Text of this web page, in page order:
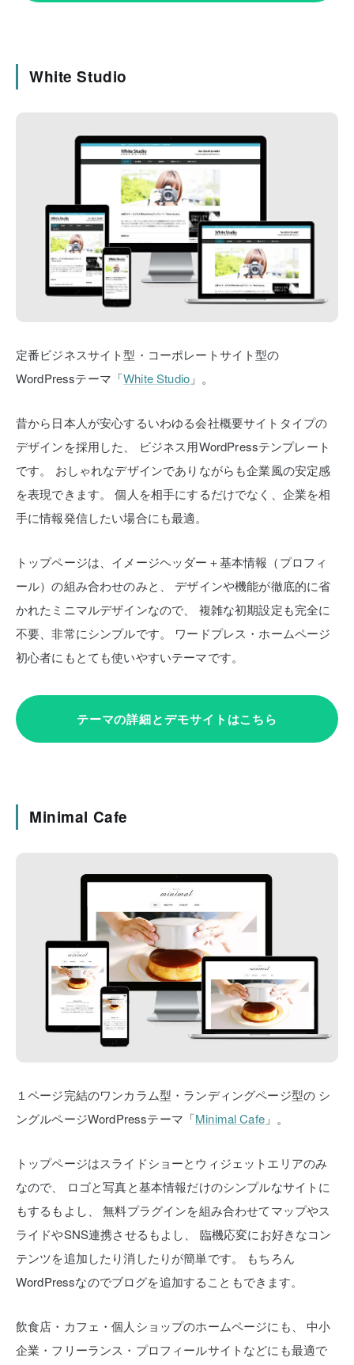
White Studio
定番ビジネスサイト型・コーポレートサイト型の
WordPressテーマ「White Studio 」。
昔から日本人が安心するいわゆる会社概要サイトタイプの
デザインを採用した、
ビジネス用WordPressテンプレート
です。
おしゃれなデザインでありながらも企業風の安定感
を表現できます。
個人を相手にするだけでなく、企業を相
手に情報発信したい場合にも最適。
トップページは、イメージヘッダー＋基本情報（プロフィ
ール）の組み合わせのみと、
デザインや機能が徹底的に省
かれたミニマルデザインなので、
複雑な初期設定も完全に
不要、非常にシンプルです。
ワードプレス・ホームページ
初心者にもとても使いやすいテーマです。
テーマの詳細とデモサイトはこちら
Minimal Cafe
１ページ完結のワンカラム型・ランディングページ型の シ
ングルページWordPressテーマ「Minimal Cafe」。
トップページはスライドショーとウィジェットエリアのみ
なので、
ロゴと写真と基本情報だけのシンプルなサイトに
もするもよし、
無料プラグインを組み合わせてマップやス
ライドやSNS連携させるもよし、
臨機応変にお好きなコン
テンツを追加したり消したりが簡単です。
もちろん
WordPressなのでブログを追加することもできます。
飲食店・カフェ・個人ショップのホームページにも、
中小
企業・フリーランス・プロフィールサイトなどにも最適で